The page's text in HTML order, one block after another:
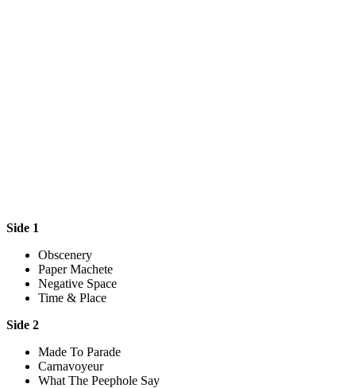
Side 1
Obscenery
Paper Machete
Negative Space
Time & Place
Side 2
Made To Parade
Carnavoyeur
What The Peephole Say